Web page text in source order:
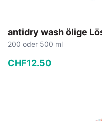
antidry wash ölige
200 oder 500 ml
CHF12.50